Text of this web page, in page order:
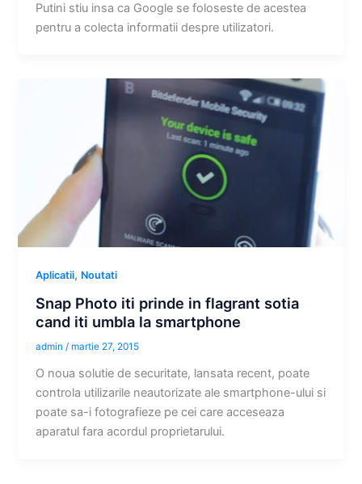
Putini stiu insa ca Google se foloseste de acestea
pentru a colecta informatii despre utilizatori.
Aplicatii, Noutati
Snap Photo iti prinde in flagrant sotia
cand iti umbla la smartphone
admin/ martie 27, 2015
O noua solutie de securitate, lansata recent, poate
controla utilizarile neautorizate ale smartphone-ului si
poate sa-i fotografieze pe cei care acceseaza
aparatul fara acordul proprietarului.